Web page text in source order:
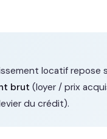
locatif repose
brut (loyer / prix
du crédit).